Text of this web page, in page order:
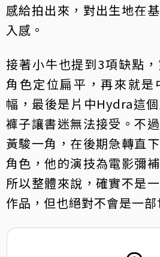
感給拍出來，對出生地在
入感。
接著小牛也提到3項缺點
角色定位扁平，再來就是
幅，最後是片中Hydra這
褲子讓書迷無法接受。不
黃駿一角，在後期急轉直
角色，他的演技為電影彌
所以整體來說，確實不是
作品，但也絕對不會是一部